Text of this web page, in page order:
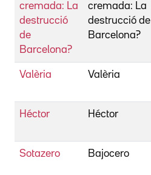
cremada: La
destrucció
de
Barcelona?
cremada: La
destrucció de
Barcelona?
Valèria Valèria
Héctor Héctor
Sotazero Bajocero